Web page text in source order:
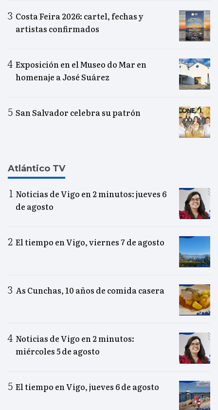
Costa Feira 2026: cartel, fechas y
artistas confirmados
Exposición en el Museo do Mar en
homenaje a José Suárez
San Salvador celebra su patrón
Atlántico TV
Noticias de Vigo en 2 minutos: jueves 6
de agosto
El tiempo en Vigo, viernes 7 de agosto
As Cunchas, 10 años de comida casera
Noticias de Vigo en 2 minutos:
miércoles 5 de agosto
El tiempo en Vigo, jueves 6 de agosto